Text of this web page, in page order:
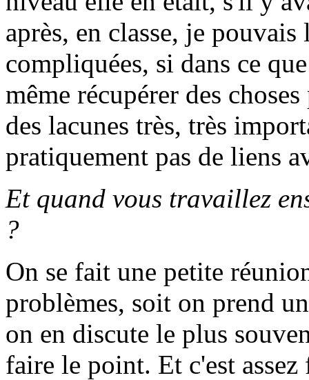
après, en classe, je
compliquées, si dans ce
même récupérer des
des lacunes très, très
pratiquement pas de liens
Et quand vous travaillez
?
On se fait une petite
problèmes, soit on prend
on en discute le plus
faire le point. Et c'est assez